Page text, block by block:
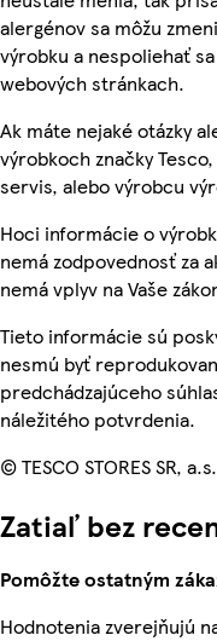
alergénov sa môžu
výrobku a nespoliehať
webových stránkach.
Ak máte nejaké otázky
výrobkoch značky
servis, alebo výrobcu
Hoci informácie o
nemá zodpovednosť za
nemá vplyv na Vaše
Tieto informácie sú
nesmú byť
predchádzajúceho
náležitého potvrdenia.
© TESCO STORES SR,
Zatiaľ bez
Pomôžte ostatným
Hodnotenia zverejňujú